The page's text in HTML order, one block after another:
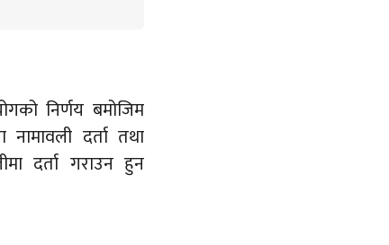
निर्णय बमोजिम
दर्ता तथा
दर्ता गराउन हुन